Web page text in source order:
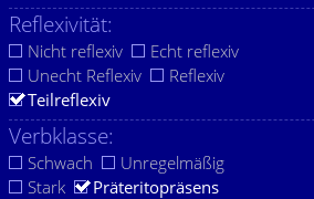
Reflexivität:
Nicht reflexiv
Echt reflexiv
Unecht Reflexiv
Reflexiv
Teilreflexiv
Verbklasse:
Schwach
Unregelmäßig
Stark
Präteritopräsens